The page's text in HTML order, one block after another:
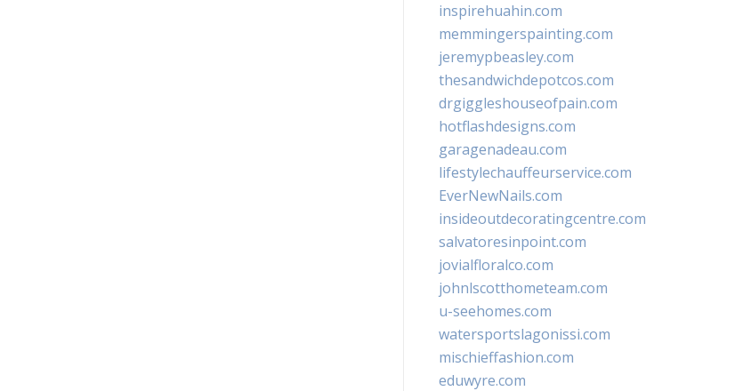
inspirehuahin.com
memmingerspainting.com
jeremypbeasley.com
thesandwichdepotcos.com
drgiggleshouseofpain.com
hotflashdesigns.com
garagenadeau.com
lifestylechauffeurservice.com
EverNewNails.com
insideoutdecoratingcentre.com
salvatoresinpoint.com
jovialfloralco.com
johnlscotthometeam.com
u-seehomes.com
watersportslagonissi.com
mischieffashion.com
eduwyre.com